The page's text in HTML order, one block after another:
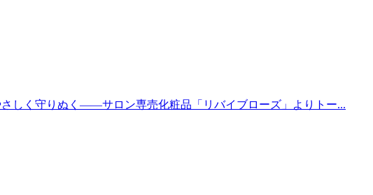
しく守りぬく――サロン専売化粧品「リバイブローズ」よりトー...